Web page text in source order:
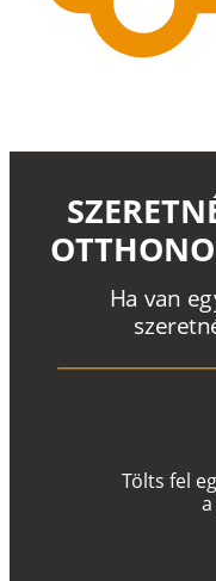
Tölts fel eg
a
Ha van eg
szeretn